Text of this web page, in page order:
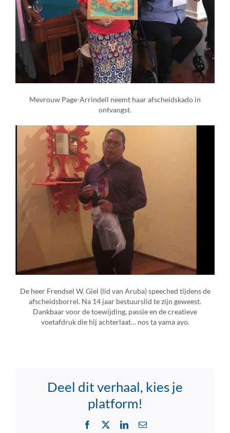
Mevrouw Page-Arrindell neemt haar afscheidskado in
ontvangst.
De heer Frendsel W. Giel (lid van Aruba) speeched tijdens de
afscheidsborrel. Na 14 jaar bestuurslid te zijn geweest.
Dankbaar voor de toewijding, passie en de creatieve
voetafdruk die hij achterlaat… nos ta yama ayo.
Deel dit verhaal, kies je
platform!
Facebook LinkedInEmail